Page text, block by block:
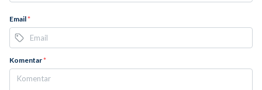
Email*
Komentar*